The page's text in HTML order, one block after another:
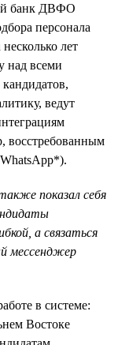
банк ДВФО
персонала
лет
над всеми
ведут
восстребованным
WhatsApp*).
показал себя
а связаться
мессенджер
в системе:
Востоке